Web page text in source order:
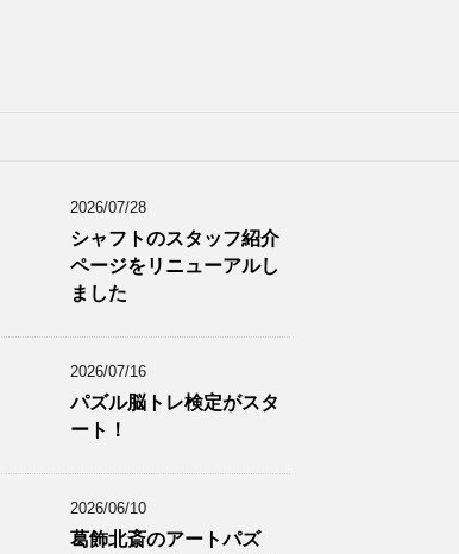
2026/07/28
シャフトのスタッフ紹介
ページをリニューアルし
ました
2026/07/16
パズル脳トレ検定がスタ
ート！
2026/06/10
葛飾北斎のアートパズ